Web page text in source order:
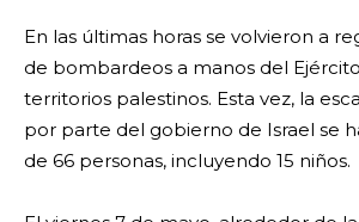
En las últimas horas se volvieron a
de bombardeos a manos del
territorios palestinos. Esta vez, la
por parte del gobierno de Israel se
de 66 personas, incluyendo 15 niños.